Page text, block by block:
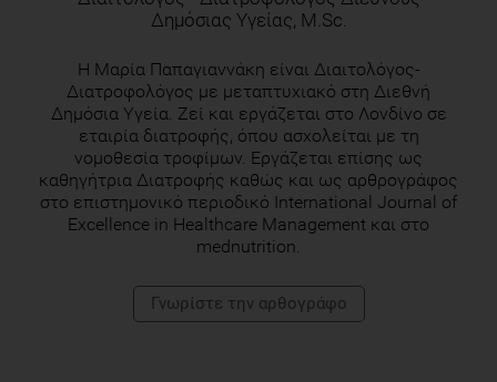
Δημόσιας Υγείας, M.Sc.
Η Μαρία Παπαγιαννάκη είναι Διαιτολόγος-
Διατροφολόγος με μεταπτυχιακό στη Διεθνή
Δημόσια Υγεία. Ζεί και εργάζεται στο Λονδίνο σε
εταιρία διατροφής, όπου ασχολείται με τη
νομοθεσία τροφίμων. Εργάζεται επίσης ως
καθηγήτρια Διατροφής καθώς και ως αρθρογράφος
στο επιστημονικό περιοδικό International Journal of
Excellence in Healthcare Management και στο
mednutrition.
Γνωρίστε την αρθογράφο